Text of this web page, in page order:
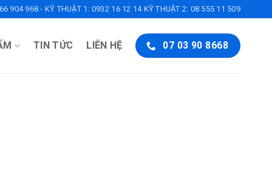
904 968 - KỸ THUẬT 1: 0932 16 12 14 KỸ THUẬT 2: 08 555 11 509
TIN TỨC LIÊN HỆ 07 03 90 8668